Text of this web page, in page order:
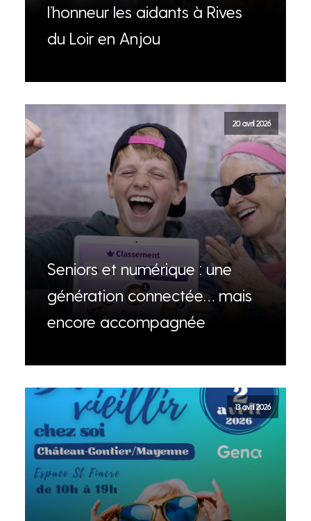
l’honneur les aidants à Rives
du Loir en Anjou
20 avril 2026
Seniors et numérique : une
génération connectée… mais
encore accompagnée
13 avril 2026